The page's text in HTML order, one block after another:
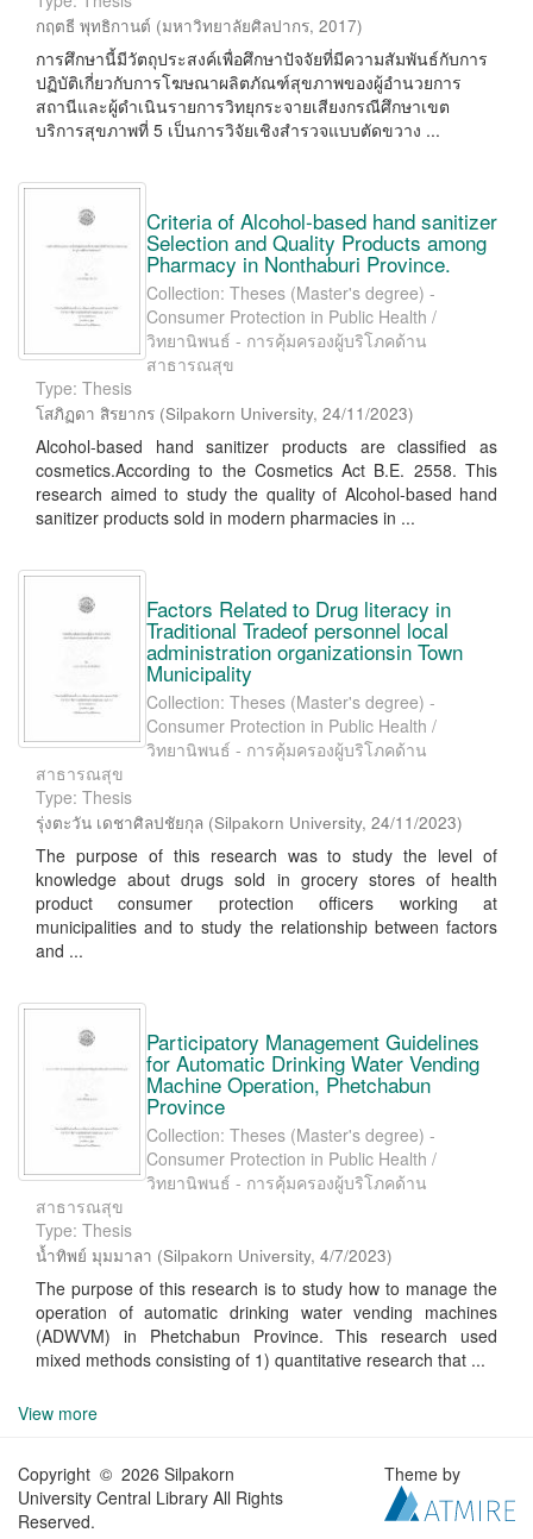
กฤตธี พุทธิกานต์ (มหาวิทยาลัยศิลปากร, 2017)
การศึกษานี้มีวัตถุประสงค์เพื่อศึกษาปัจจัยที่มีความสัมพันธ์กับการ
ปฏิบัติเกี่ยวกับการโฆษณาผลิตภัณฑ์สุขภาพของผู้อำนวยการ
สถานีและผู้ดำเนินรายการวิทยุกระจายเสียงกรณีศึกษาเขต
บริการสุขภาพที่ 5 เป็นการวิจัยเชิงสำรวจแบบตัดขวาง ...
Criteria of Alcohol-based hand sanitizer
Selection and Quality Products among
Pharmacy in Nonthaburi Province.
Collection: Theses (Master's degree) -
Consumer Protection in Public Health /
วิทยานิพนธ์ - การคุ้มครองผู้บริโภคด้าน
สาธารณสุข
Type: Thesis
โสภิฏดา สิรยากร (Silpakorn University, 24/11/2023)
Alcohol-based hand sanitizer products are classified as
cosmetics.According to the Cosmetics Act B.E. 2558. This
research aimed to study the quality of Alcohol-based hand
sanitizer products sold in modern pharmacies in ...
Factors Related to Drug literacy in
Traditional Tradeof personnel local
administration organizationsin Town
Municipality
Collection: Theses (Master's degree) -
Consumer Protection in Public Health /
วิทยานิพนธ์ - การคุ้มครองผู้บริโภคด้าน
สาธารณสุข
Type: Thesis
รุ่งตะวัน เดชาศิลปชัยกุล (Silpakorn University, 24/11/2023)
The purpose of this research was to study the level of
knowledge about drugs sold in grocery stores of health
product consumer protection officers working at
municipalities and to study the relationship between factors
and ...
Participatory Management Guidelines
for Automatic Drinking Water Vending
Machine Operation, Phetchabun
Province
Collection: Theses (Master's degree) -
Consumer Protection in Public Health /
วิทยานิพนธ์ - การคุ้มครองผู้บริโภคด้าน
สาธารณสุข
Type: Thesis
น้ำทิพย์ มุมมาลา (Silpakorn University, 4/7/2023)
The purpose of this research is to study how to manage the
operation of automatic drinking water vending machines
(ADWVM) in Phetchabun Province. This research used
mixed methods consisting of 1) quantitative research that ...
View more
Copyright © 2026 Silpakorn
University Central Library All Rights
Reserved.
Theme by